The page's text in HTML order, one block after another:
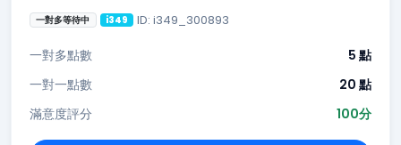
一對多等待中 i349 ID: i349_300893
一對多點數
5 點
一對一點數
20 點
滿意度評分
100分